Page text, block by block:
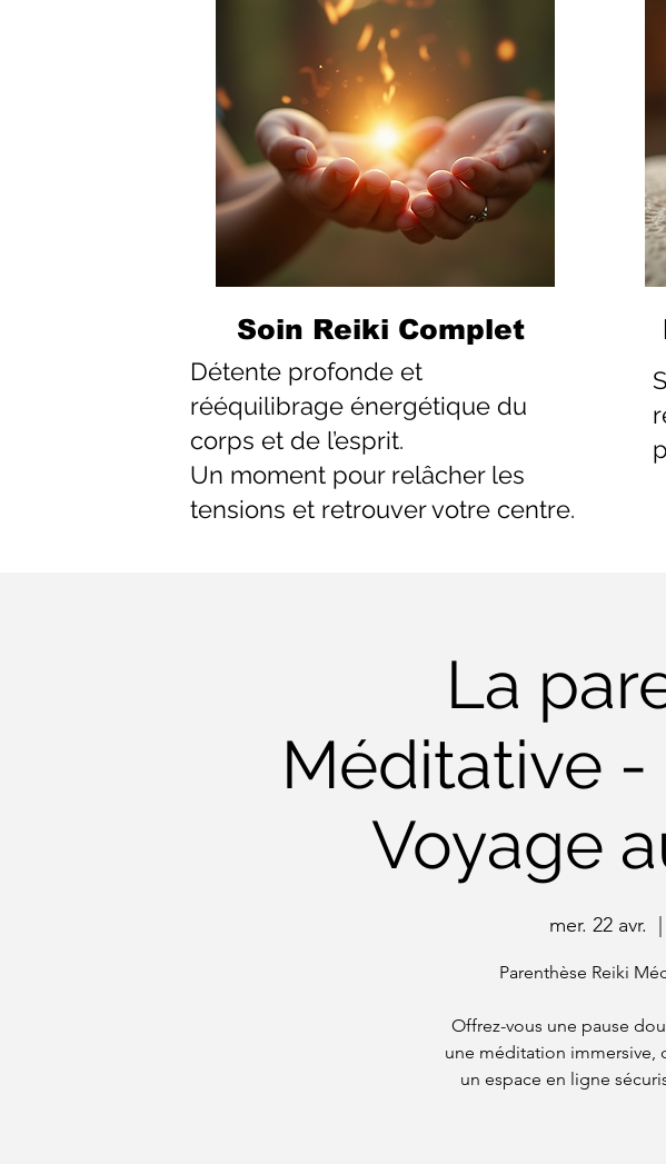
Détente profonde et
rééquilibrage énergétique du
corps et de l’esprit.
Un moment pour relâcher les
tensions et retrouver votre centre.
Soin Reiki Complet
La
Méditative -
Voyage
mer. 22 avr.
Parenthèse Reiki
Offrez-vous une pause
une méditation immersive,
un espace en ligne